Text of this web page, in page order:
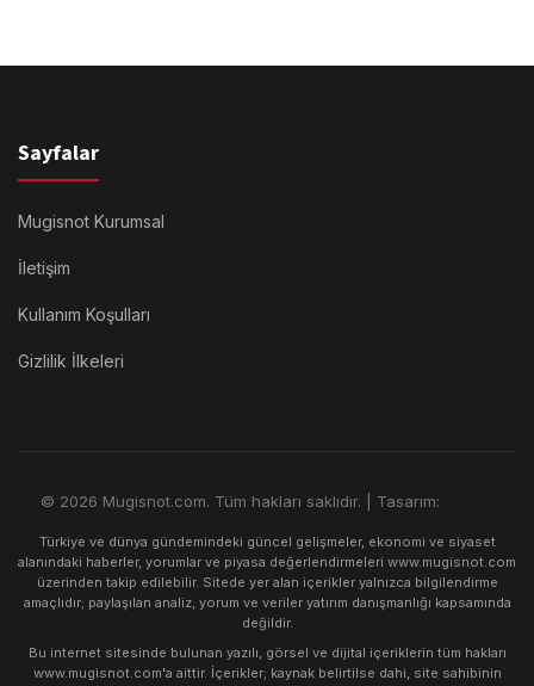
Sayfalar
Mugisnot Kurumsal
İletişim
Kullanım Koşulları
Gizlilik İlkeleri
© 2026 Mugisnot.com. Tüm hakları saklıdır. | Tasarım:
Türkiye ve dünya gündemindeki güncel gelişmeler, ekonomi ve siyaset
alanındaki haberler, yorumlar ve piyasa değerlendirmeleri www.mugisnot.com
üzerinden takip edilebilir. Sitede yer alan içerikler yalnızca bilgilendirme
amaçlıdır; paylaşılan analiz, yorum ve veriler yatırım danışmanlığı kapsamında
değildir.
Bu internet sitesinde bulunan yazılı, görsel ve dijital içeriklerin tüm hakları
www.mugisnot.com'a aittir. İçerikler; kaynak belirtilse dahi, site sahibinin